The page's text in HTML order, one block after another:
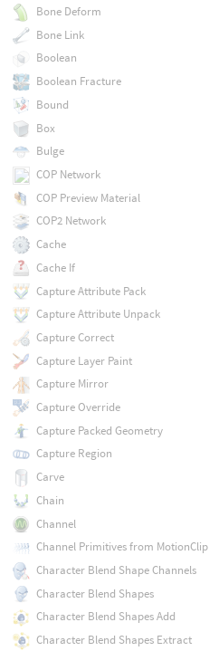
Bone Deform
Bone Link
Boolean
Boolean Fracture
Bound
Box
Bulge
COP Network
COP Preview Material
COP2 Network
Cache
Cache If
Capture Attribute Pack
Capture Attribute Unpack
Capture Correct
Capture Layer Paint
Capture Mirror
Capture Override
Capture Packed Geometry
Capture Region
Carve
Chain
Channel
Channel Primitives from MotionClip
Character Blend Shape Channels
Character Blend Shapes
Character Blend Shapes Add
Character Blend Shapes Extract